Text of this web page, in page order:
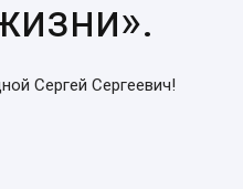
Сергей Сергеевич!